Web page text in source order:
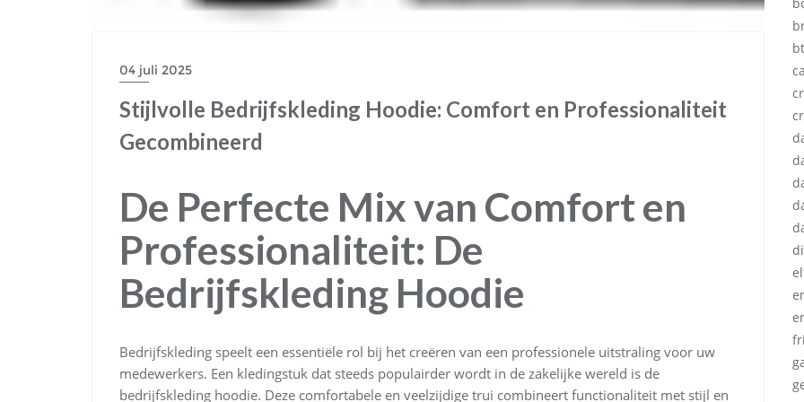
04 juli 2025
Stijlvolle Bedrijfskleding Hoodie: Comfort en Professionaliteit
Gecombineerd
De Perfecte Mix van Comfort en
Professionaliteit: De
Bedrijfskleding Hoodie
Bedrijfskleding speelt een essentiële rol bij het creëren van een professionele uitstraling voor uw
medewerkers. Een kledingstuk dat steeds populairder wordt in de zakelijke wereld is de
bedrijfskleding hoodie. Deze comfortabele en veelzijdige trui combineert functionaliteit met stijl en